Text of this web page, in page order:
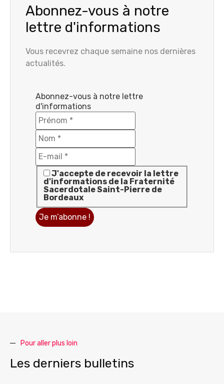
Abonnez-vous à notre
lettre d'informations
Vous recevrez chaque semaine nos dernières
actualités.
Abonnez-vous à notre lettre
d'informations
J'accepte de recevoir la lettre
d'informations de la Fraternité
Sacerdotale Saint-Pierre de
Bordeaux
Pour aller plus loin
Les derniers bulletins